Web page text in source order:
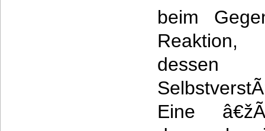
beim
dessen
Eine